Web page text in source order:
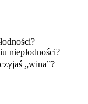
niepłodności?
„wina”?